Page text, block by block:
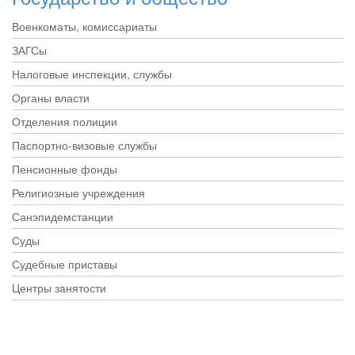
Военкоматы, комиссариаты
ЗАГСы
Налоговые инспекции, службы
Органы власти
Отделения полиции
Паспортно-визовые службы
Пенсионные фонды
Религиозные учреждения
Санэпидемстанции
Суды
Судебные приставы
Центры занятости